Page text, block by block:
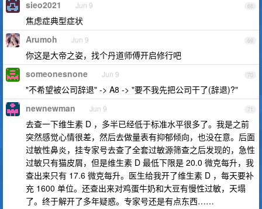
68
sieo2021 Jun 9
焦虑症典型症状
69
Arumoh Jun 9
你这是大帝之姿，找个丹道师傅开启修行吧
70
someonesnone Jun 9
"不希望被公司辞退" -> A8 -> "要不我先把公司干了(辞退)?"
71
newnewman Jun 9
去查一下维生素 D ，多半已经低于标准水平很多了。我是之前
突然感觉心情很差，然后去做量表有抑郁倾向，也没在意。后面
过敏性鼻炎，挂专家号去查了全套过敏源筛查之后发现的，急性
过敏只有猫皮屑，但是维生素 D 最低下限是 20.0 微克每升，我
查出来只有 17.6 微克每升。医生给我开了维生素 D ，每天要补
充 1600 单位。还查出来对鸡蛋牛奶和大豆有慢性过敏，天塌
了。终于解开了多年疑惑。专家号还是有点东西……